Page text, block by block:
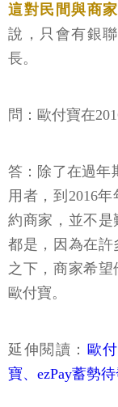
這對民間與商
說，只會有銀
長。
問：歐付寶在
答：除了在過年
用者，到2016
約商家，並不是
都是，因為在
之下，商家希
歐付寶。
延伸閱讀： 歐
寶、ezPay蓄勢